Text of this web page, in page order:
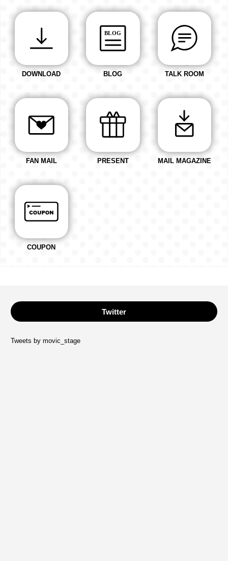
DOWNLOAD BLOG TALK ROOM
FAN MAIL PRESENT MAIL MAGAZINE
COUPON
Twitter
Tweets by movic_stage